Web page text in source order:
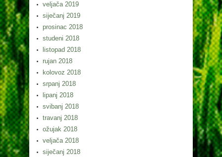
veljača 2019
siječanj 2019
prosinac 2018
studeni 2018
listopad 2018
rujan 2018
kolovoz 2018
srpanj 2018
lipanj 2018
svibanj 2018
travanj 2018
ožujak 2018
veljača 2018
siječanj 2018